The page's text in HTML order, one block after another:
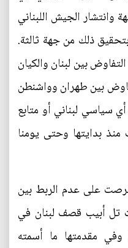
الجيش اللبناني
ذلك من جهة ثالثة.
بين لبنان والكيان
بين طهران وواشنطن
سياسي لبناني أو متابع
بدايتها وحتى يومنا
على عدم الربط بين
تل أبيب قصف لبنان في
وفي مقدمتها ما أسمته